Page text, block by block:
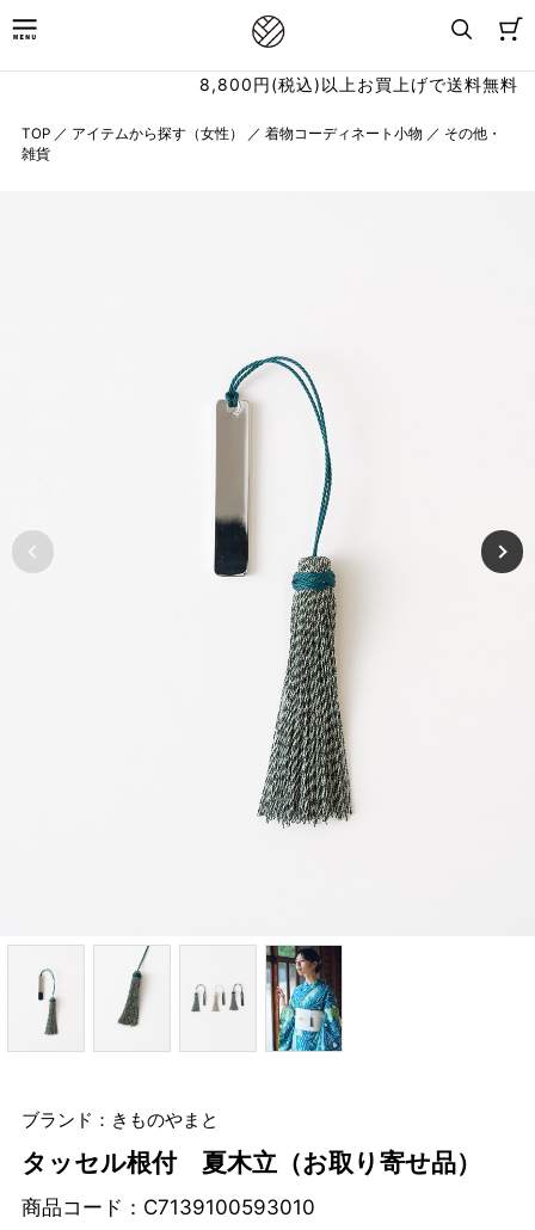
8,800円(税込)以上お買上げで送料無料
TOP ／ アイテムから探す（女性） ／ 着物コーディネート小物 ／ その他・
雑貨
ブランド：きものやまと
タッセル根付 夏木立（お取り寄せ品）
商品コード： C7139100593010